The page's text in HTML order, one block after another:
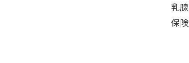
乳
保